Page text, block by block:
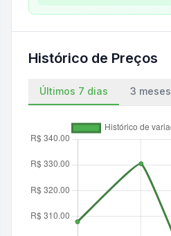
Histórico de Preços
Últimos 7 dias 3 meses